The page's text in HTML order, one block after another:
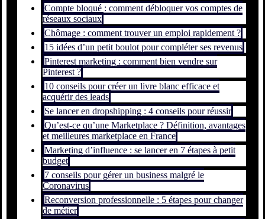
Compte bloqué : comment débloquer vos comptes de
réseaux sociaux
Chômage : comment trouver un emploi rapidement ?
15 idées d’un petit boulot pour compléter ses revenus
Pinterest marketing : comment bien vendre sur
Pinterest ?
10 conseils pour créer un livre blanc efficace et
acquérir des leads
Se lancer en dropshipping : 4 conseils pour réussir
Qu’est-ce qu’une Marketplace ? Définition, avantages
et meilleures marketplace en France
Marketing d’influence : se lancer en 7 étapes à petit
budget
7 conseils pour gérer un business malgré le
Coronavirus
Reconversion professionnelle : 5 étapes pour changer
de métier